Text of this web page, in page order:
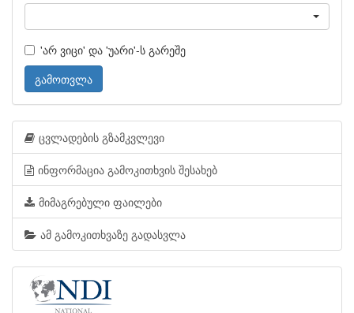
'არ ვიცი' და 'უარი'-ს გარეშე
გამოთვლა
ცვლადების გზამკვლევი
ინფორმაცია გამოკითხვის შესახებ
მიმაგრებული ფაილები
ამ გამოკითხვაზე გადასვლა